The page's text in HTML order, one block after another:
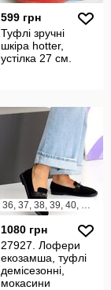
599 грн
Туфлі зручні
шкіра hotter,
устілка 27 см.
36, 37, 38, 39, 40, 41
1080 грн
27927. Лофери
екозамша, туфлі
демісезонні,
мокасини